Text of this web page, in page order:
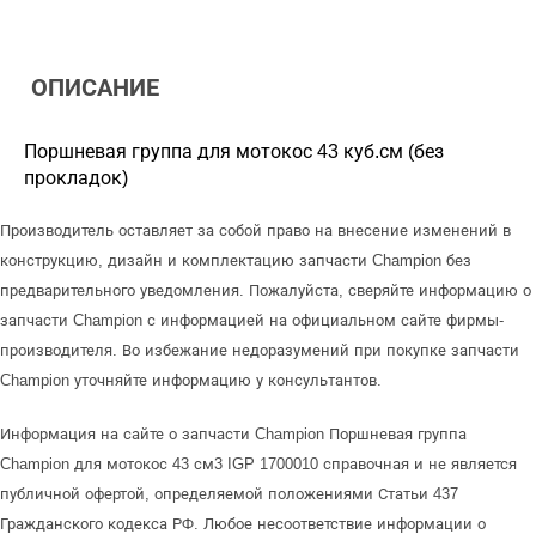
ОПИСАНИЕ
Поршневая группа для мотокос 43 куб.см (без
прокладок)
Производитель оставляет за собой право на внесение изменений в
конструкцию, дизайн и комплектацию запчасти Champion без
предварительного уведомления. Пожалуйста, сверяйте информацию о
запчасти Champion с информацией на официальном сайте фирмы-
производителя. Во избежание недоразумений при покупке запчасти
Champion уточняйте информацию у консультантов.
Информация на сайте о запчасти Champion Поршневая группа
Champion для мотокос 43 см3 IGP 1700010 справочная и не является
публичной офертой, определяемой положениями Статьи 437
Гражданского кодекса РФ. Любое несоответствие информации о